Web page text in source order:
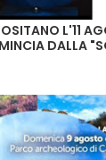
L'11
DALLA